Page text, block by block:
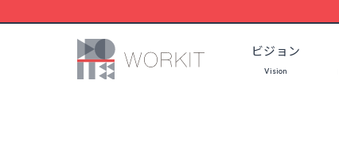
ビジョン
Vision